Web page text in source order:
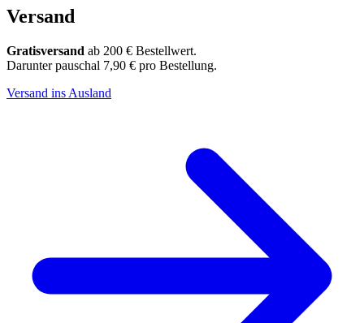
Versand
Gratisversand ab 200 € Bestellwert.
Darunter pauschal 7,90 € pro Bestellung.
Versand ins Ausland